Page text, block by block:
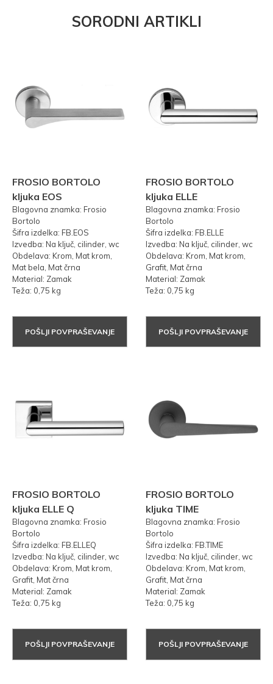
SORODNI ARTIKLI
FROSIO BORTOLO
kljuka EOS
Blagovna znamka: Frosio
Bortolo
Šifra izdelka: FB.EOS
Izvedba: Na ključ, cilinder, wc
Obdelava: Krom, Mat krom,
Mat bela, Mat črna
Material: Zamak
Teža: 0,75 kg
POŠLJI POVPRAŠEVANJE
FROSIO BORTOLO
kljuka ELLE
Blagovna znamka: Frosio
Bortolo
Šifra izdelka: FB.ELLE
Izvedba: Na ključ, cilinder, wc
Obdelava: Krom, Mat krom,
Grafit, Mat črna
Material: Zamak
Teža: 0,75 kg
POŠLJI POVPRAŠEVANJE
FROSIO BORTOLO
kljuka ELLE Q
Blagovna znamka: Frosio
Bortolo
Šifra izdelka: FB.ELLEQ
Izvedba: Na ključ, cilinder, wc
Obdelava: Krom, Mat krom,
Grafit, Mat črna
Material: Zamak
Teža: 0,75 kg
POŠLJI POVPRAŠEVANJE
FROSIO BORTOLO
kljuka TIME
Blagovna znamka: Frosio
Bortolo
Šifra izdelka: FB.TIME
Izvedba: Na ključ, cilinder, wc
Obdelava: Krom, Mat krom,
Grafit, Mat črna
Material: Zamak
Teža: 0,75 kg
POŠLJI POVPRAŠEVANJE